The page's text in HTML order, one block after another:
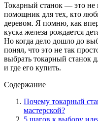
Токарный станок — это не
помощник для тех, кто
деревом. Я помню, как
куска железа рождается
Но когда дело дошло до
понял, что это не так
выбрать токарный станок
и где его купить.
Содержание
Почему токарный
мастерской?
5 шагов к выбору